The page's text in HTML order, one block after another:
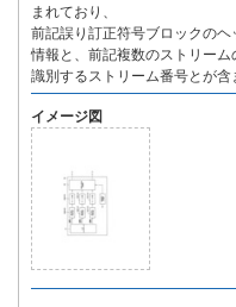
まれており、
前記誤り訂正符号ブロックの
情報と、前記複数のストリー
識別するストリーム番号とが含
イメージ図